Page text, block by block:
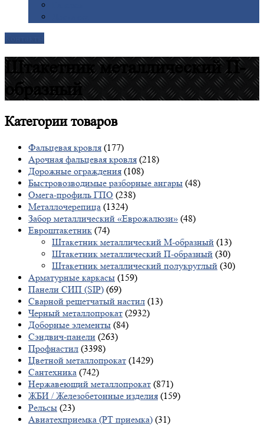
Штакетник металлический П-
образный
Категориитоваров
Фальцевая кровля (177)
Арочная фальцевая кровля (218)
Дорожные ограждения (108)
Быстровозводимые разборные ангары (48)
Омега-профиль ГПО (238)
Металлочерепица (1324)
Забор металлический «Еврожалюзи» (48)
Евроштакетник (74)
Штакетник металлический М-образный (13)
Штакетник металлический П-образный (30)
Штакетник металлический полукруглый (30)
Арматурные каркасы (159)
Панели СИП (SIP) (69)
Сварной решетчатый настил (13)
Черный металлопрокат (2932)
Доборные элементы (84)
Сэндвич-панели (263)
Профнастил (3398)
Цветной металлопрокат (1429)
Сантехника (742)
Нержавеющий металлопрокат (871)
ЖБИ / Железобетонные изделия (159)
Рельсы (23)
Авиатехприемка (РТ приемка) (31)